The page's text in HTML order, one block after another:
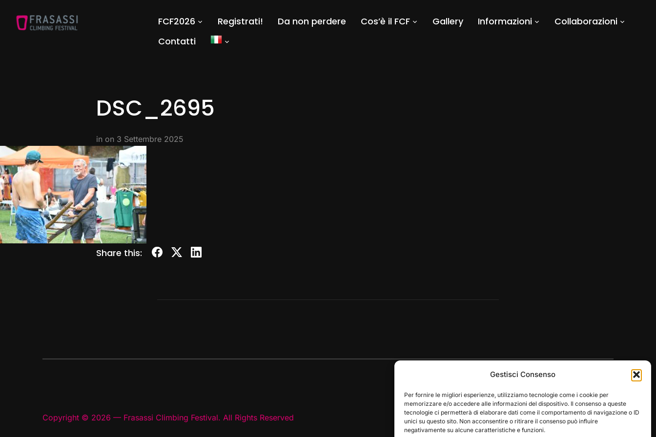
Gestisci Consenso
Per fornire le migliori esperienze, utilizziamo tecnologie come i cookie per
memorizzare e/o accedere alle informazioni del dispositivo. Il consenso a queste
tecnologie ci permetterà di elaborare dati come il comportamento di navigazione o ID
unici su questo sito. Non acconsentire o ritirare il consenso può influire
negativamente su alcune caratteristiche e funzioni.
FCF2026 Registrati! Da non perdere Cos’è il FCF Gallery Informazioni
Collaborazioni
Contatti
DSC_2695
in on 3 Settembre 2025
Share this:
Copyright © 2026 — Frasassi Climbing Festival. All Rights Reserved Designed byWPZOOM